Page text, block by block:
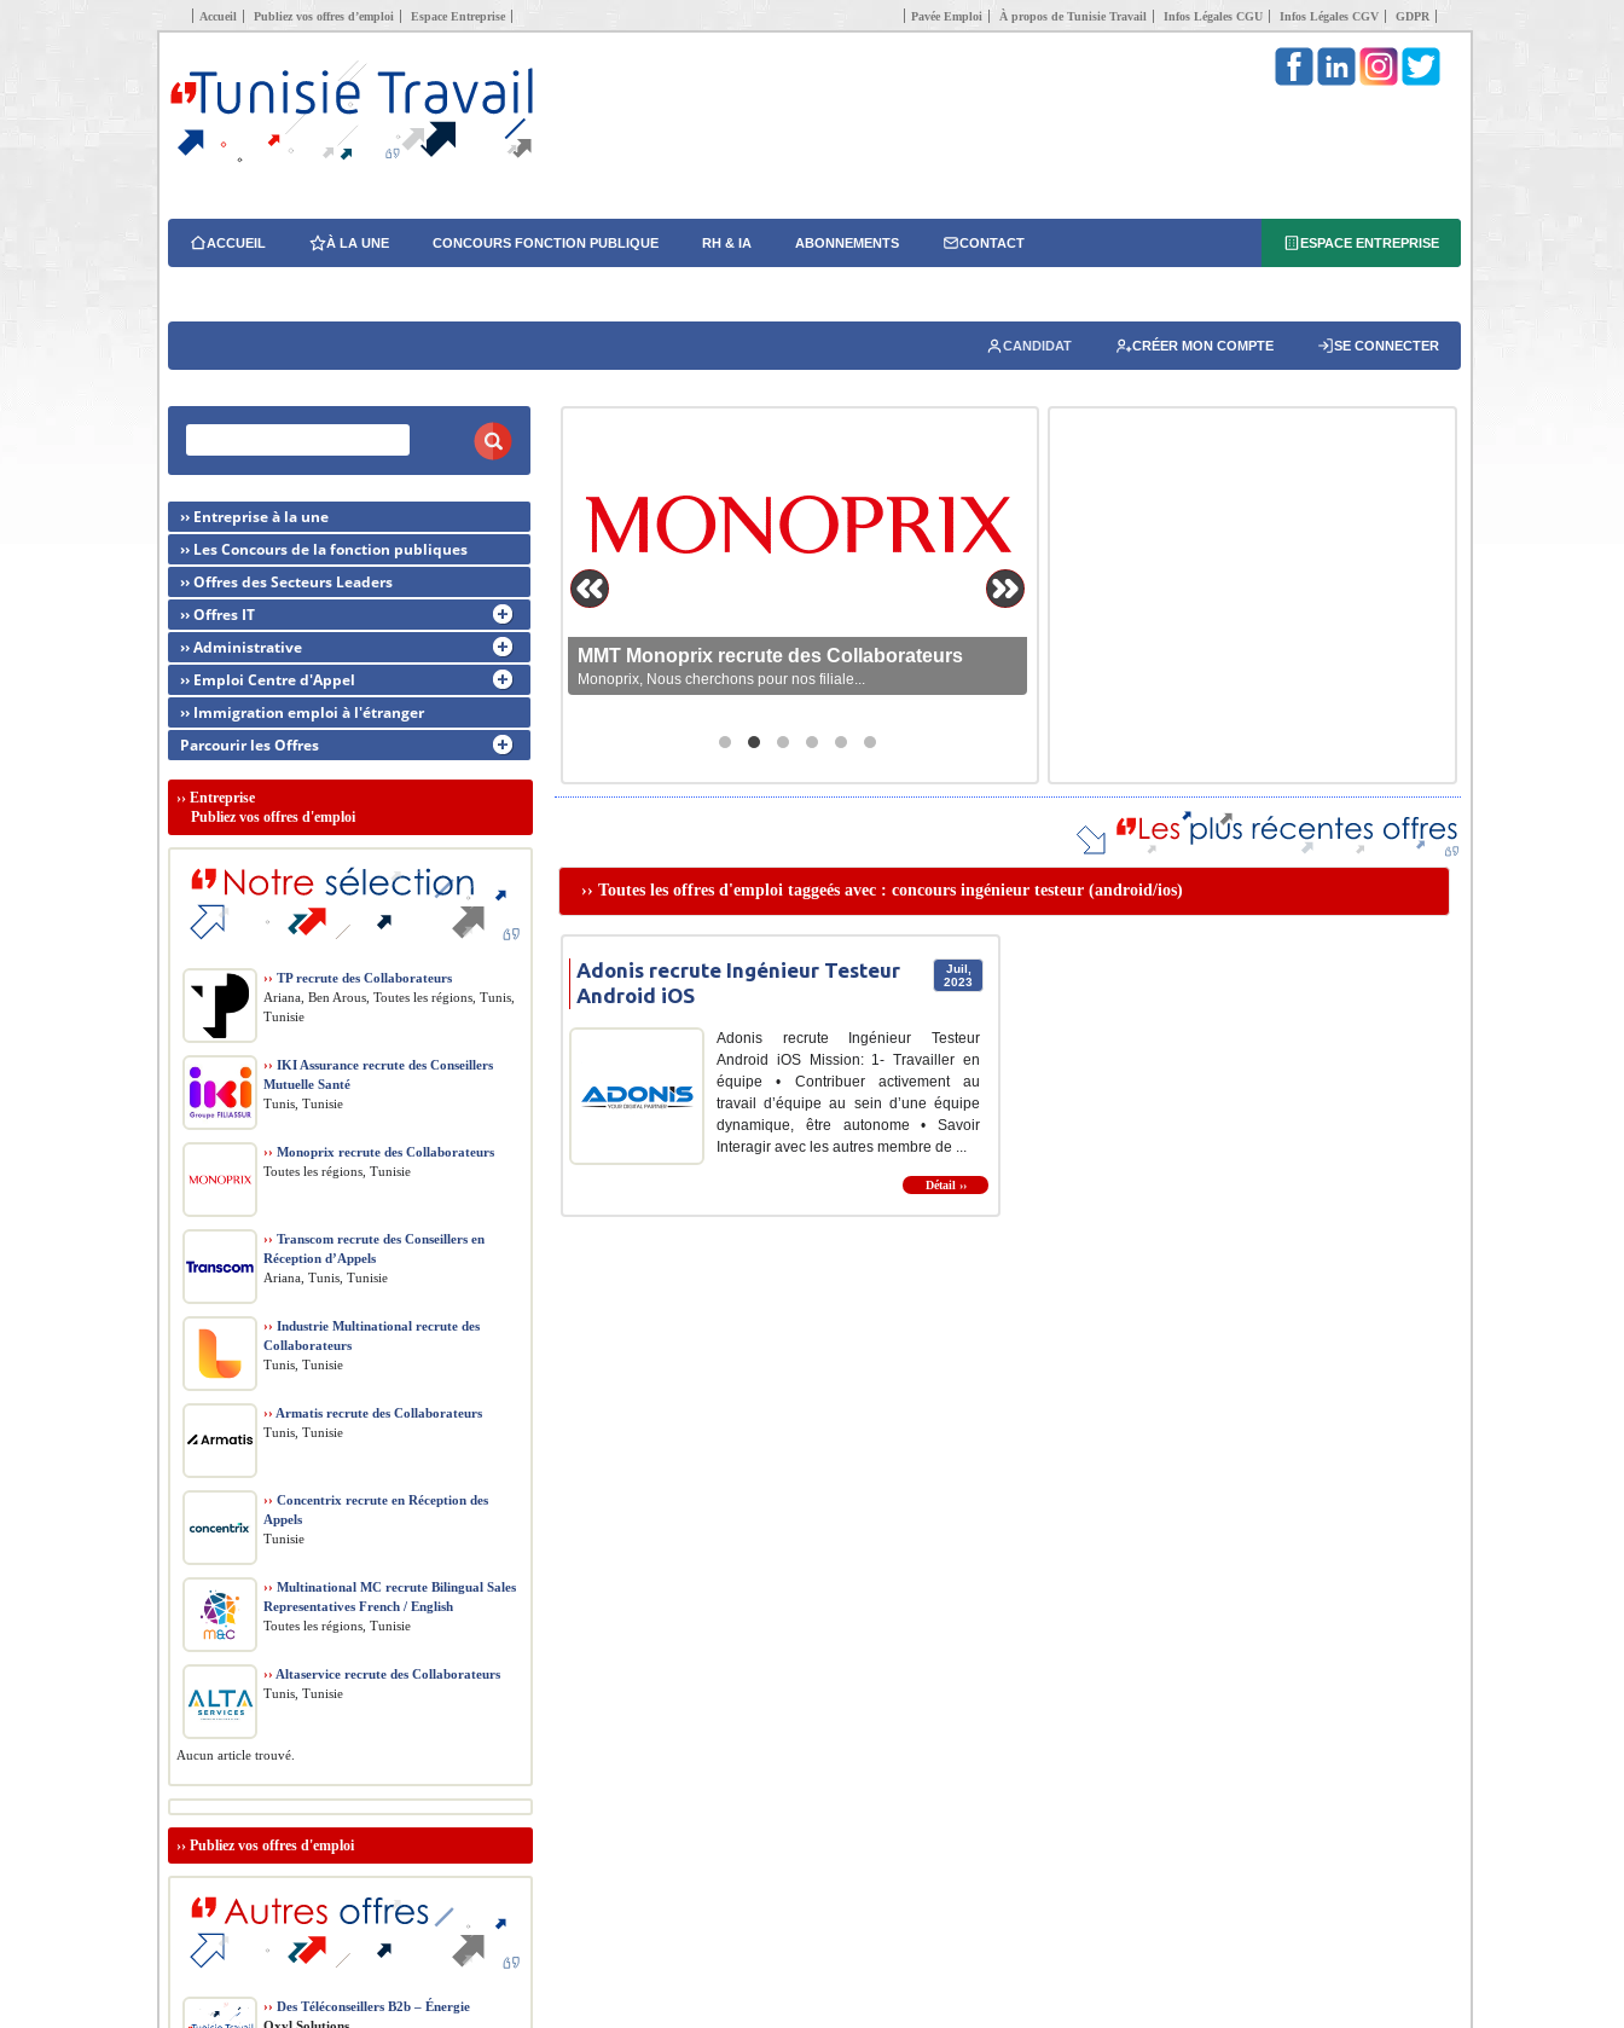
Accueil Publiez vos offres d’emploi Espace Entreprise Pavée Emploi À propos de Tunisie Travail Infos Légales CGU Infos Légales CGV GDPR
ACCUEIL À LA UNE CONCOURS FONCTION PUBLIQUE RH & IA ABONNEMENTS CONTACT ESPACE ENTREPRISE
CANDIDAT CRÉER MON COMPTE SE CONNECTER
MMT Monoprix recrute des Collaborateurs
Monoprix, Nous cherchons pour nos filiale...
›› Toutes les offres d'emploi taggeés avec : concours ingénieur testeur (android/ios)
Juil,
2023
Adonis recrute Ingénieur Testeur
Android iOS
Adonis recrute Ingénieur Testeur
Android iOS Mission: 1- Travailler en
équipe • Contribuer activement au
travail d’équipe au sein d’une équipe
dynamique, être autonome • Savoir
Interagir avec les autres membre de ...
Détail ››
›› Entreprise à la une
›› Les Concours de la fonction publiques
›› Offres des Secteurs Leaders
›› Offres IT
›› Administrative
›› Emploi Centre d'Appel
›› Immigration emploi à l'étranger
Parcourir les Offres
›› Entreprise
Publiez vos offres d'emploi
›› TP recrute des Collaborateurs
Ariana, Ben Arous, Toutes les régions, Tunis,
Tunisie
›› IKI Assurance recrute des Conseillers
Mutuelle Santé
Tunis, Tunisie
›› Monoprix recrute des Collaborateurs
Toutes les régions, Tunisie
›› Transcom recrute des Conseillers en
Réception d’Appels
Ariana, Tunis, Tunisie
›› Industrie Multinational recrute des
Collaborateurs
Tunis, Tunisie
›› Armatis recrute des Collaborateurs
Tunis, Tunisie
›› Concentrix recrute en Réception des
Appels
Tunisie
›› Multinational MC recrute Bilingual Sales
Representatives French / English
Toutes les régions, Tunisie
›› Altaservice recrute des Collaborateurs
Tunis, Tunisie
Aucun article trouvé.
›› Publiez vos offres d'emploi
›› Des Téléconseillers B2b – Énergie